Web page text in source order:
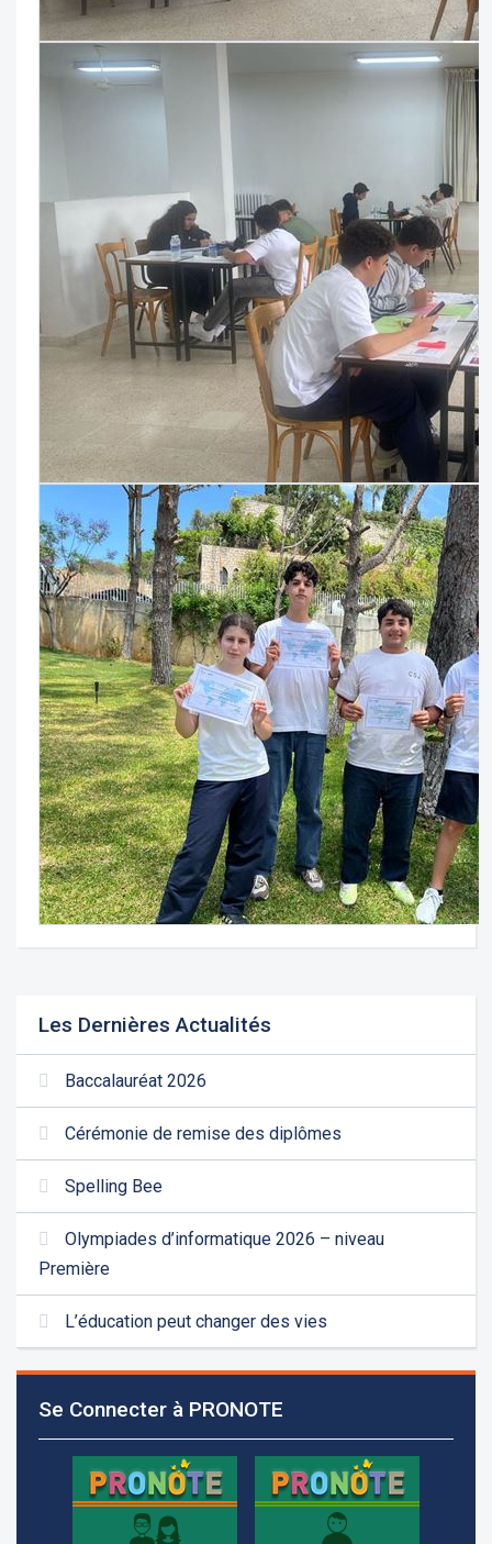
Les Dernières Actualités
Baccalauréat 2026
Cérémonie de remise des diplômes
Spelling Bee
Olympiades d’informatique 2026 – niveau
Première
L’éducation peut changer des vies
Se Connecter à PRONOTE